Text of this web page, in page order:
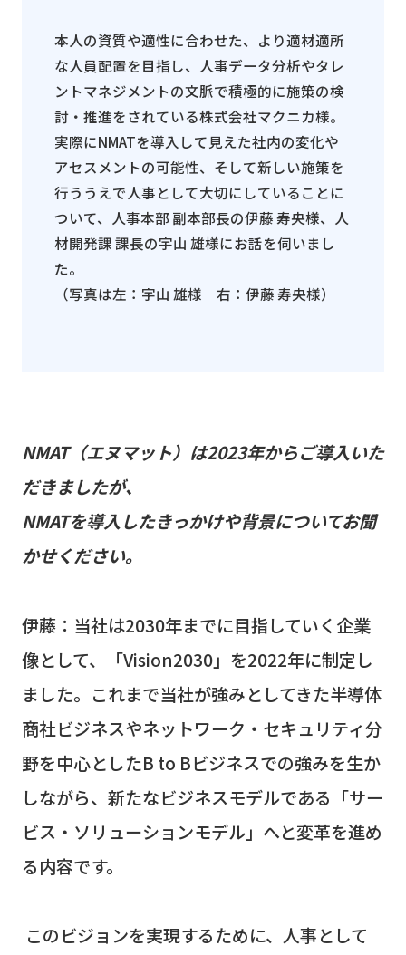
本人の資質や適性に合わせた、より適材適所
な人員配置を目指し、人事データ分析やタレ
ントマネジメントの文脈で積極的に施策の検
討・推進をされている株式会社マクニカ様。
実際にNMATを導入して見えた社内の変化や
アセスメントの可能性、そして新しい施策を
行ううえで人事として大切にしていることに
ついて、人事本部 副本部長の伊藤 寿央様、人
材開発課 課長の宇山 雄様にお話を伺いまし
た。
（写真は左：宇山 雄様 右：伊藤 寿央様）
NMAT（エヌマット） は2023年からご導入いた
だきましたが、
NMATを導入したきっかけや背景についてお聞
かせください。
伊藤：当社は2030年までに目指していく企業
像として、「Vision2030」を2022年に制定し
ました。これまで当社が強みとしてきた半導体
商社ビジネスやネットワーク・セキュリティ分
野を中心としたB to Bビジネスでの強みを生か
しながら、新たなビジネスモデルである「サー
ビス・ソリューションモデル」へと変革を進め
る内容です。
このビジョンを実現するために、人事として